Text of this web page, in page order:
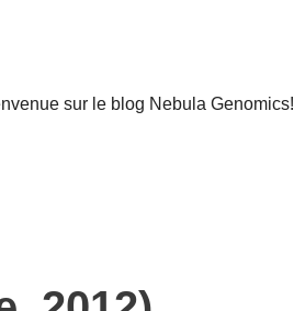
sur le blog Nebula Genomics!